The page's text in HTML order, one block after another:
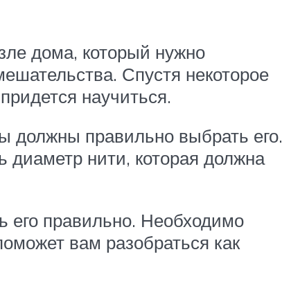
дома, который нужно
Спустя некоторое
научиться.
должны правильно выбрать его.
диаметр нити, которая должна
его правильно. Необходимо
вам разобраться как